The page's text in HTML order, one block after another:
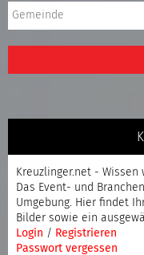
Kreuzlinger.net - Wissen
Das Event- und
Umgebung. Hier findet
Bilder sowie ein
Login / Registrieren
Passwort vergessen